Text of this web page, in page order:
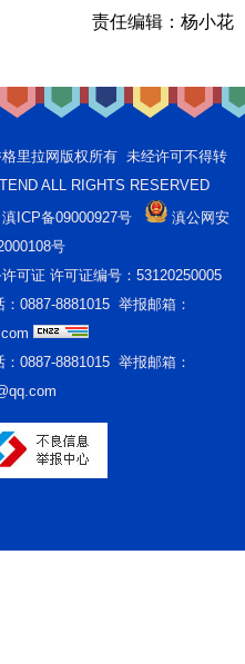
责任编辑： 杨小花
里拉网版权所有 未经许可不得转
ALL RIGHTS RESERVED
ICP备09000927号
滇公网安
号
可证 许可证编号：53120250005
0887-8881015 举报邮箱：
0887-8881015 举报邮箱：